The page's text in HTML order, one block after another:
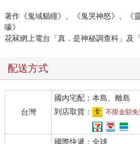
著作《鬼域貓瞳》、《鬼哭神怒》、《
嚎》
花冧網上電台「真．是神秘調查科」及
配送方式
台灣
國內宅配：本島、離島
到店取貨：
不限金額免
國際快遞：全球